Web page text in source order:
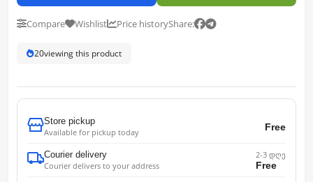
Compare Wishlist Price historyShare:
20viewing this product
Store pickup
Available for pickup today
Free
Courier delivery
Courier delivers to your address
2-3 დღე
Free